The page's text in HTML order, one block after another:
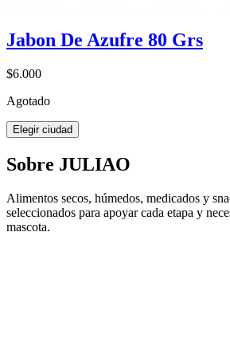
Jabon De Azufre 80 Grs
$6.000
Agotado
Elegir ciudad
Sobre JULIAO
Alimentos secos, húmedos, medicados y
seleccionados para apoyar cada etapa y
mascota.